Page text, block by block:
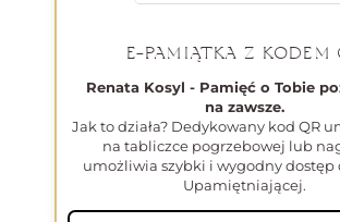
E-PAMIĄTKA Z KODEM
Renata Kosyl - Pamięć o Tobie
na zawsze.
Jak to działa? Dedykowany kod QR
na tabliczce pogrzebowej lub
umożliwia szybki i wygodny dostęp
Upamiętniającej.